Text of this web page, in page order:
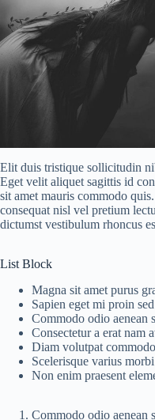
Elit duis tristique sollicitudin
Eget velit aliquet sagittis id
sit amet mauris commodo
consequat nisl vel pretium
dictumst vestibulum rhoncus
List Block
Magna sit amet purus
Sapien eget mi proin
Commodo odio aenean
Consectetur a erat nam
Diam volutpat commodo
Scelerisque varius
Non enim praesent
Commodo odio aenean